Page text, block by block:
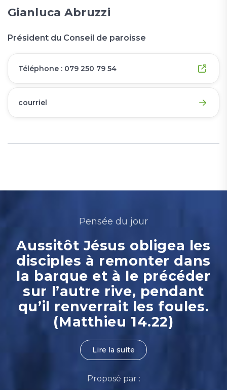
Gianluca Abruzzi
Président du Conseil de paroisse
Téléphone : 079 250 79 54
courriel
Pensée du jour
Aussitôt Jésus obligea les
disciples à remonter dans
la barque et à le précéder
sur l’autre rive, pendant
qu’il renverrait les foules.
(Matthieu 14.22)
Lire la suite
Proposé par :